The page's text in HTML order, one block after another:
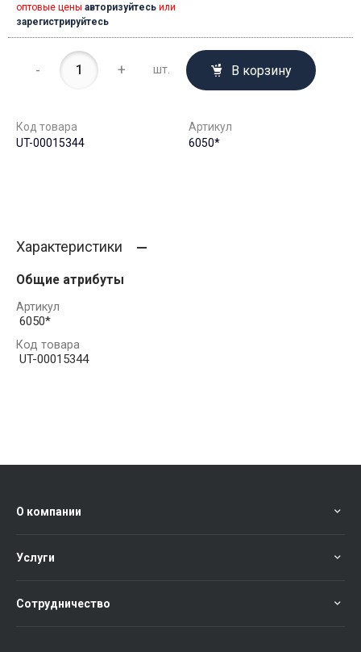
оптовые цены авторизуйтесь или
зарегистрируйтесь
- + шт. В корзину
Код товара
UT-00015344
Артикул
6050*
Характеристики
Общие атрибуты
Артикул
6050*
Код товара
UT-00015344
О компании
Услуги
Сотрудничество